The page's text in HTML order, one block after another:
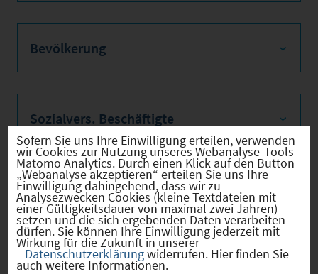
Bevölkerung
Sozialvers. Beschäftigte
Verkehrsinfrastruktur
Kommunale Infrastruktur
Sofern Sie uns Ihre Einwilligung erteilen, verwenden
wir Cookies zur Nutzung unseres Webanalyse-Tools
Matomo Analytics. Durch einen Klick auf den Button
„Webanalyse akzeptieren“ erteilen Sie uns Ihre
Einwilligung dahingehend, dass wir zu
Analysezwecken Cookies (kleine Textdateien mit
einer Gültigkeitsdauer von maximal zwei Jahren)
setzen und die sich ergebenden Daten verarbeiten
dürfen. Sie können Ihre Einwilligung jederzeit mit
Wirkung für die Zukunft in unserer
Datenschutzerklärungwiderrufen. Hier finden Sie
auch weitere Informationen.